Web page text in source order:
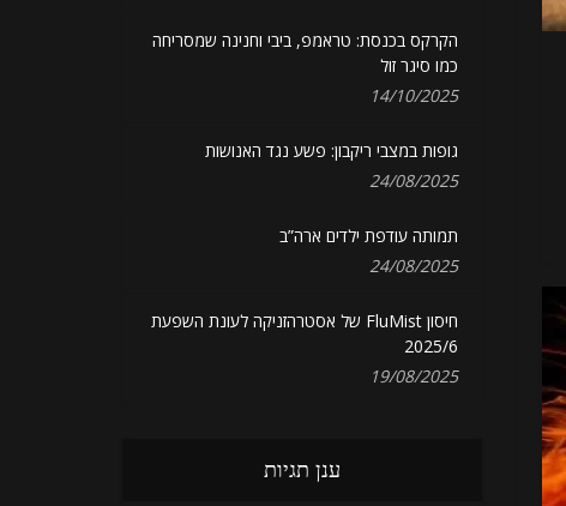
הקרקס בכנסת: טראמפ, ביבי וחנינה שמסריחה
כמו סיגר זול
14/10/2025
גופות במצבי ריקבון: פשע נגד האנושות
24/08/2025
תמותה עודפת ילדים ארה”ב
24/08/2025
חיסון FluMist של אסטרהזניקה לעונת השפעת
2025/6
19/08/2025
ענן תגיות